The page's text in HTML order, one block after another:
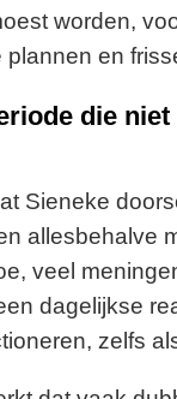
worden,
en
die niet
Sieneke
allesbehalve
veel
dagelijkse
zelfs